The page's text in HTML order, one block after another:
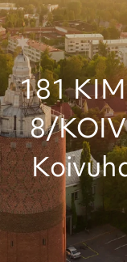
181
8/